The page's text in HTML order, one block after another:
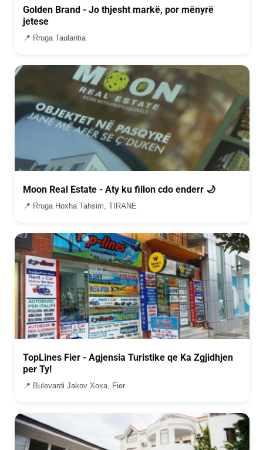
Golden Brand - Jo thjesht markë, por mënyrë
jetese
📍 Rruga Taulantia
Moon Real Estate - Aty ku fillon cdo enderr 🌙
📍 Rruga Hoxha Tahsim, TIRANE
TopLines Fier - Agjensia Turistike qe Ka Zgjidhjen
per Ty!
📍 Bulevardi Jakov Xoxa, Fier